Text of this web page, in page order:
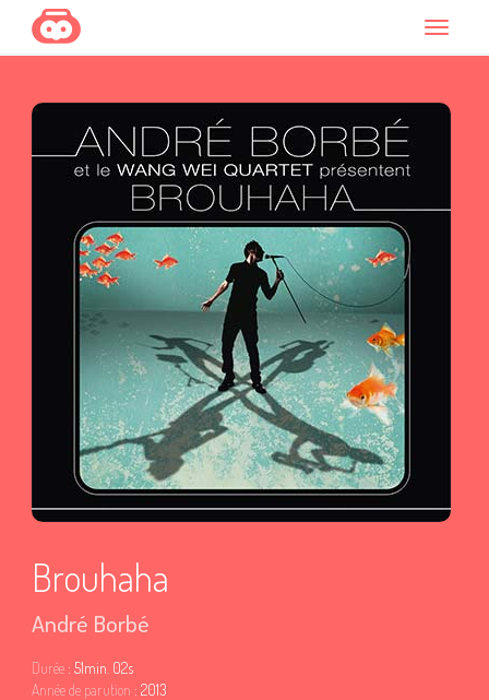
Brouhaha
André Borbé
Durée : 51min. 02s
Année de parution : 2013